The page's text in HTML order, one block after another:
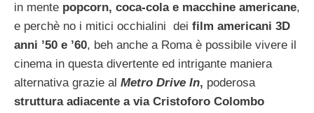
in mente popcorn, coca-cola e macchine americane,
e perchè no i mitici occhialini dei film americani 3D
anni ’50 e ’60, beh anche a Roma è possibile vivere il
cinema in questa divertente ed intrigante maniera
alternativa grazie al Metro Drive In, poderosa
struttura adiacente a via Cristoforo Colombo